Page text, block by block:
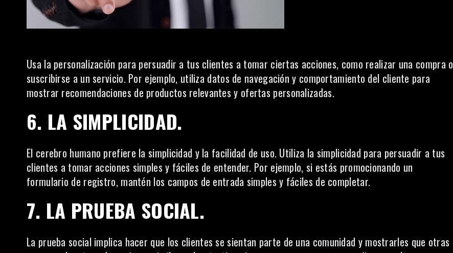
Usa la personalización para persuadir a tus clientes a tomar ciertas acciones, como realizar una compra o
suscribirse a un servicio. Por ejemplo, utiliza datos de navegación y comportamiento del cliente para
mostrar recomendaciones de productos relevantes y ofertas personalizadas.
6. LA SIMPLICIDAD.
El cerebro humano prefiere la simplicidad y la facilidad de uso. Utiliza la simplicidad para persuadir a tus
clientes a tomar acciones simples y fáciles de entender. Por ejemplo, si estás promocionando un
formulario de registro, mantén los campos de entrada simples y fáciles de completar.
7. LA PRUEBA SOCIAL.
La prueba socialimplica hacer que los clientes se sientan parte de una comunidad y mostrarles que otras